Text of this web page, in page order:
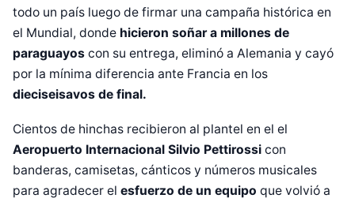
todo un país luego de firmar una campaña histórica en
el Mundial, donde hicieron soñar a millones de
paraguayos con su entrega, eliminó a Alemania y cayó
por la mínima diferencia ante Francia en los
dieciseisavos de final.
Cientos de hinchas recibieron al plantel en el el
Aeropuerto Internacional Silvio Pettirossi con
banderas, camisetas, cánticos y números musicales
para agradecer el esfuerzo de un equipo que volvió a